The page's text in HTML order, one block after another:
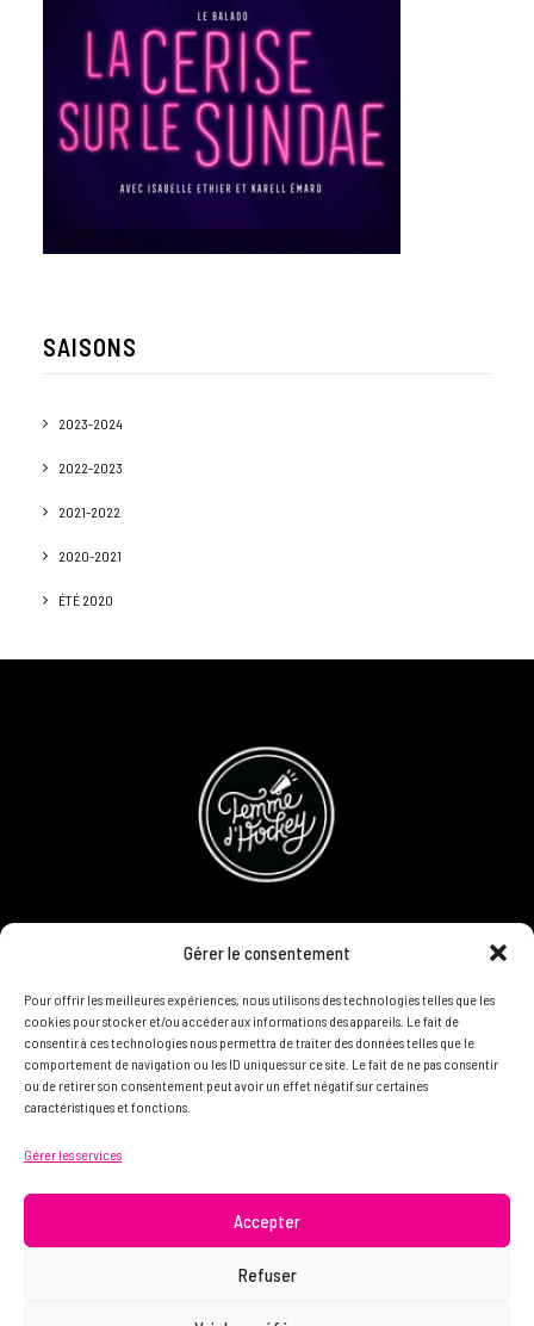
Gérer le consentement
Pour offrir les meilleures expériences, nous utilisons des technologies telles que les
cookies pour stocker et/ou accéder aux informations des appareils. Le fait de
consentir à ces technologies nous permettra de traiter des données telles que le
comportement de navigation ou les ID uniques sur ce site. Le fait de ne pas consentir
ou de retirer son consentement peut avoir un effet négatif sur certaines
caractéristiques et fonctions.
Gérer les services
Accepter
Refuser
SAISONS
2023-2024
2022-2023
2021-2022
2020-2021
ÉTÉ 2020
CONCOURS
DEVENIR PARTENAIRE
POLITIQUE DE CONFIDENTIALITÉ
info@femme.hockey
© 2021 FEMME D’HOCKEY | Tous droits réservés.